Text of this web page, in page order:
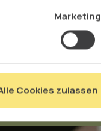
Marketing
Cookies zulassen